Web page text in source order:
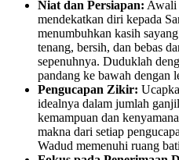
Niat dan Persiapan: Awali
mendekatkan diri kepada
menumbuhkan kasih
tenang, bersih, dan bebas
sepenuhnya. Duduklah
pandang ke bawah dengan
Pengucapan Zikir:
idealnya dalam jumlah
kemampuan dan
makna dari setiap
Wadud memenuhi ruang